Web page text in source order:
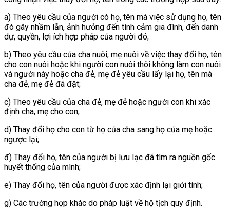
a) Theo yêu cầu của người có họ, tên mà việc sử dụng họ, tên
đó gây nhầm lẫn, ảnh hưởng đến tình cảm gia đình, đến danh
dự, quyền, lợi ích hợp pháp của người đó;
b) Theo yêu cầu của cha nuôi, mẹ nuôi về việc thay đổi họ, tên
cho con nuôi hoặc khi người con nuôi thôi không làm con nuôi
và người này hoặc cha đẻ, mẹ đẻ yêu cầu lấy lại họ, tên mà
cha đẻ, mẹ đẻ đã đặt;
c) Theo yêu cầu của cha đẻ, mẹ đẻ hoặc người con khi xác
định cha, mẹ cho con;
d) Thay đổi họ cho con từ họ của cha sang họ của mẹ hoặc
ngược lại;
đ) Thay đổi họ, tên của người bị lưu lạc đã tìm ra nguồn gốc
huyết thống của mình;
e) Thay đổi họ, tên của người được xác định lại giới tính;
g) Các trường hợp khác do pháp luật về hộ tịch quy định.